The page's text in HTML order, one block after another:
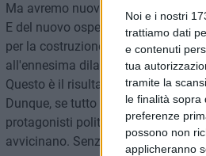
Noi e i nostri
trattiamo dati
e contenuti
tua
tramite la
le finalità sopra
preferenze
possono non
applicheranno
Ma avremo nuovi uffici
E del nuovo ospedale di Andria
per la costruzione, ma per
all'ennesima dilatazione dei tempi.
Questo è il risultato dell'azione
Dunque, se tutto questo va bene,
protagonisti politici, che hanno
avvicinano. Senza però poi